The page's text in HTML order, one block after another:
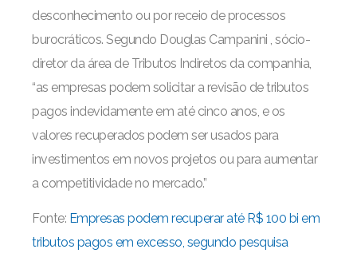
desconhecimento ou por receio de processos
burocráticos. Segundo Douglas Campanini , sócio-
diretor da área de Tributos Indiretos da companhia,
“as empresas podem solicitar a revisão de tributos
pagos indevidamente em até cinco anos, e os
valores recuperados podem ser usados para
investimentos em novos projetos ou para aumentar
a competitividade no mercado.”
Fonte: Empresas podem recuperar até R$ 100 bi em
tributos pagos em excesso, segundo pesquisa